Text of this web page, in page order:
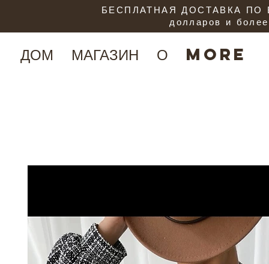
ДОМ МАГАЗИН О More
БЕСПЛАТНАЯ ДОСТАВКА ПО
долларов и